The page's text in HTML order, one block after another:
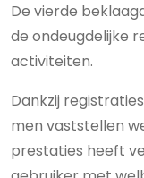
De vierde
de ondeugdelijke
activiteiten.
Dankzij
men vaststellen
prestaties heeft